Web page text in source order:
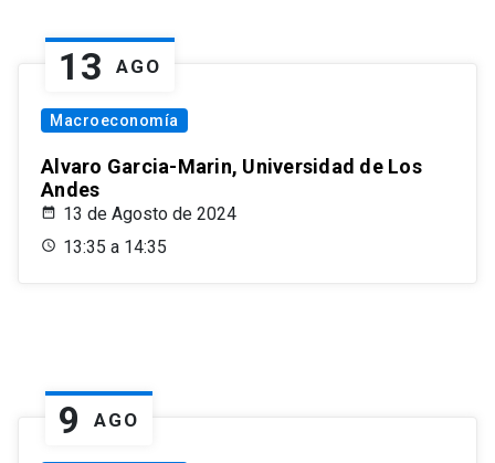
13 AGO
Macroeconomía
Alvaro Garcia-Marin, Universidad de Los
Andes
13 de Agosto de 2024
13:35 a 14:35
9 AGO